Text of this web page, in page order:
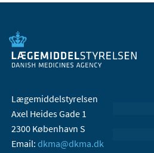
Lægemiddelstyrelsen
Axel Heides Gade 1
2300 København S
Email: dkma@dkma.dk